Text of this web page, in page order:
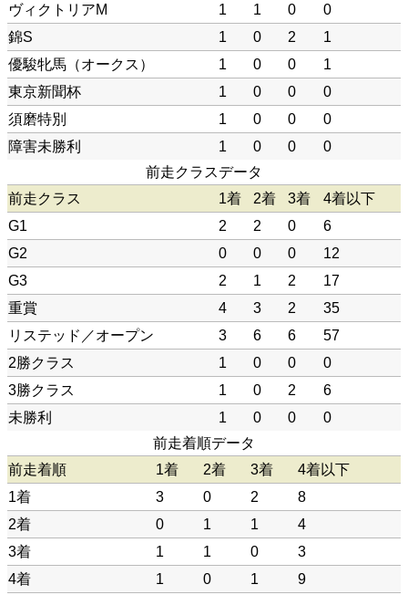
ヴィクトリアM
1 1 0
0
錦S
1 0 2
1
優駿牝馬（オークス）
1 0 0
1
東京新聞杯
1 0 0
0
須磨特別
1 0 0
0
障害未勝利
1 0 0
0
前走クラスデータ
前走クラス
1着 2着 3着
4着以下
G1
2 2 0
6
G2
0 0 0
12
G3
2 1 2
17
重賞
4 3 2
35
リステッド／オープン
3 6 6
57
2勝クラス
1 0 0
0
3勝クラス
1 0 2
6
未勝利
1 0 0
0
前走着順データ
前走着順
1着 2着 3着
4着以下
1着
3 0 2
8
2着
0 1 1
4
3着
1 1 0
3
4着
1 0 1
9